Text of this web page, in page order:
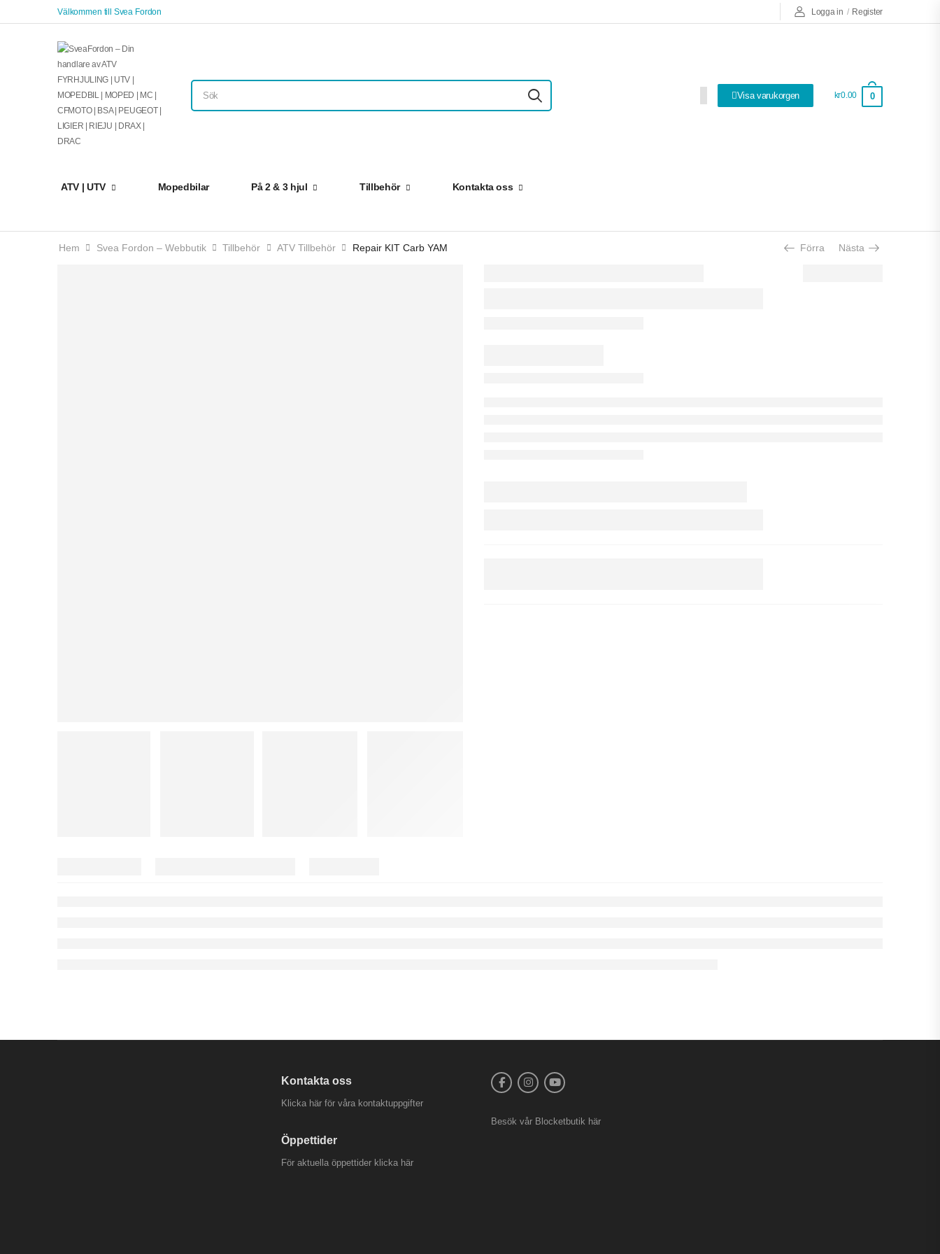
Välkommen till Svea Fordon Logga in / Register
Visa varukorgen kr0.00 0
ATV | UTV Mopedbilar På 2 & 3 hjul Tillbehör Kontakta oss
Hem Svea Fordon – Webbutik Tillbehör ATV Tillbehör Repair KIT Carb YAM Förra Nästa
Kontakta oss
Klicka här för våra kontaktuppgifter
Öppettider
För aktuella öppettider klicka här
Besök vår Blocketbutik här